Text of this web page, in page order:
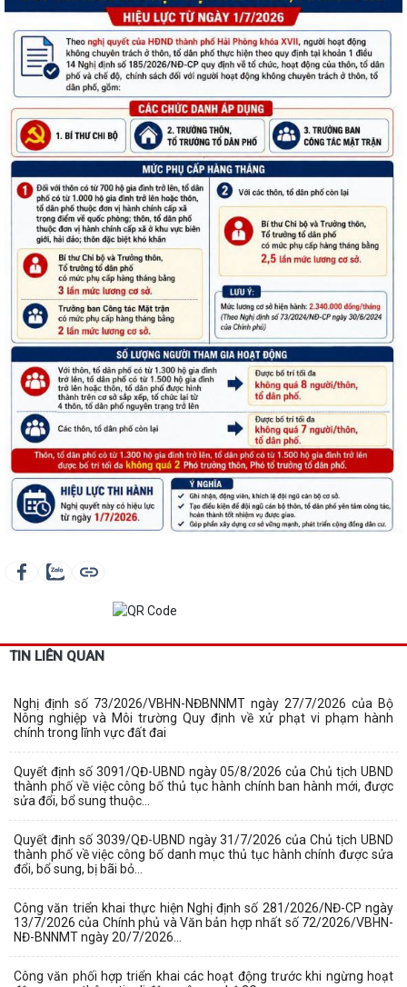
TIN LIÊN QUAN
Nghị định số 73/2026/VBHN-NĐBNNMT ngày 27/7/2026 của Bộ
Nông nghiệp và Môi trường Quy định về xử phạt vi phạm hành
chính trong lĩnh vực đất đai
Quyết định số 3091/QĐ-UBND ngày 05/8/2026 của Chủ tịch UBND
thành phố về việc công bố thủ tục hành chính ban hành mới, được
sửa đổi, bổ sung thuộc...
Quyết định số 3039/QĐ-UBND ngày 31/7/2026 của Chủ tịch UBND
thành phố về việc công bố danh mục thủ tục hành chính được sửa
đổi, bổ sung, bị bãi bỏ...
Công văn triển khai thực hiện Nghị định số 281/2026/NĐ-CP ngày
13/7/2026 của Chính phủ và Văn bản hợp nhất số 72/2026/VBHN-
NĐ-BNNMT ngày 20/7/2026...
Công văn phối hợp triển khai các hoạt động trước khi ngừng hoạt